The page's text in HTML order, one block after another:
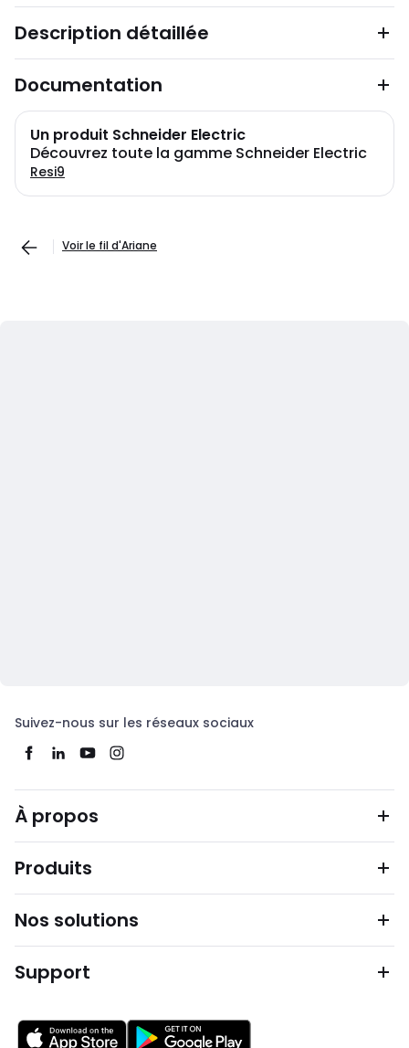
Description détaillée
Documentation
Un produit Schneider Electric
Découvrez toute la gamme Schneider Electric
Resi9
Voir le fil d'Ariane
Suivez-nous sur les réseaux sociaux
À propos
Produits
Nos solutions
Support